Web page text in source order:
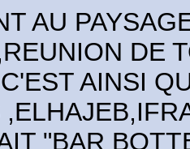
AU
DE
AINSI
"BAR